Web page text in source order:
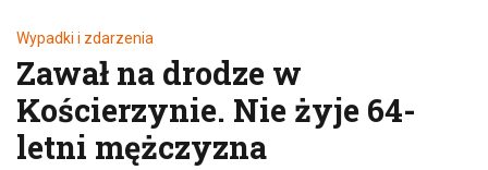
Wypadki i zdarzenia
Zawał na drodze w
Kościerzynie. Nie żyje 64-
letni mężczyzna